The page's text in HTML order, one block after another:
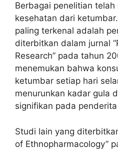
Berbagai penelitian
kesehatan dari
paling terkenal adalah
diterbitkan dalam jurnal
Research” pada tahun
menemukan bahwa
ketumbar setiap hari
menurunkan kadar gula
signifikan pada
Studi lain yang
of Ethnopharmacology”